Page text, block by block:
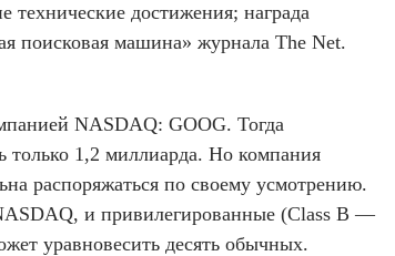
технические достижения; награда
поисковая машина» журнала The Net.
NASDAQ: GOOG. Тогда
1,2 миллиарда. Но компания
распоряжаться по своему усмотрению.
и привилегированные (Class B —
уравновесить десять обычных.